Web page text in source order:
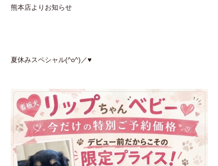
熊本店よりお知らせ
夏休みスペシャル(^o^)／♥